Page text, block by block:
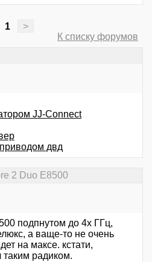
1
>
К списку форумов
JJ-Connect
двд
2 Duo E8500
подпнутом до 4х ГГц,
а ваще-то не очень
на максе. кстати,
радиком.